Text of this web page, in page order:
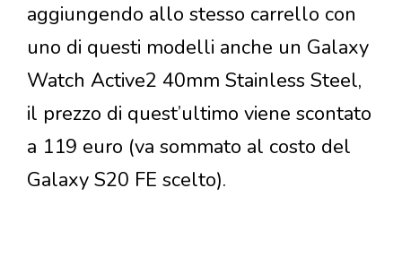
aggiungendo allo stesso carrello con
uno di questi modelli anche un Galaxy
Watch Active2 40mm Stainless Steel,
il prezzo di quest’ultimo viene scontato
a 119 euro (va sommato al costo del
Galaxy S20 FE scelto).